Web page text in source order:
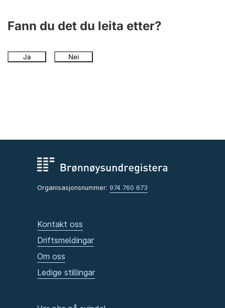
Fann du det du leita etter?
Ja Nei
Organisasjonsnummer: 974 760 673
Kontakt oss
Driftsmeldingar
Om oss
Ledige stillingar